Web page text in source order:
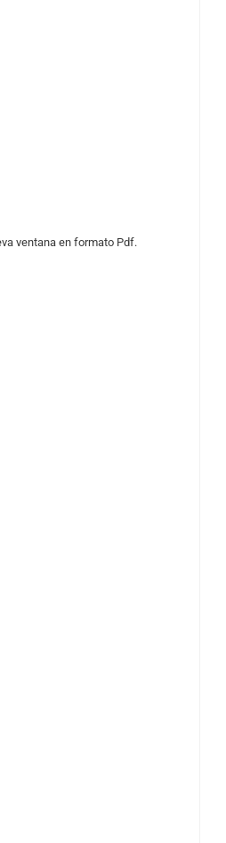
ventana en formato Pdf.